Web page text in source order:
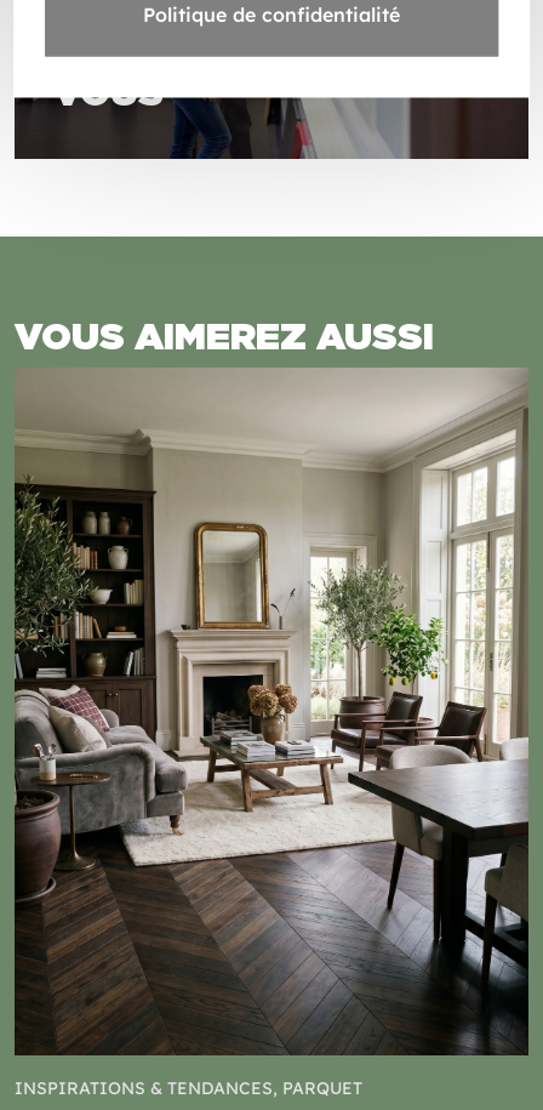
Politique de confidentialité
PRENDRE RENDEZ-
VOUS
VOUS AIMEREZ AUSSI
INSPIRATIONS & TENDANCES, PARQUET